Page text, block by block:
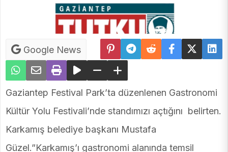
Google News
Gaziantep Festival Park’ta düzenlenen Gastronomi
Kültür Yolu Festivali’nde standımızı açtığını belirten.
Karkamış belediye başkanı Mustafa
Güzel.”Karkamış’ı gastronomi alanında temsil